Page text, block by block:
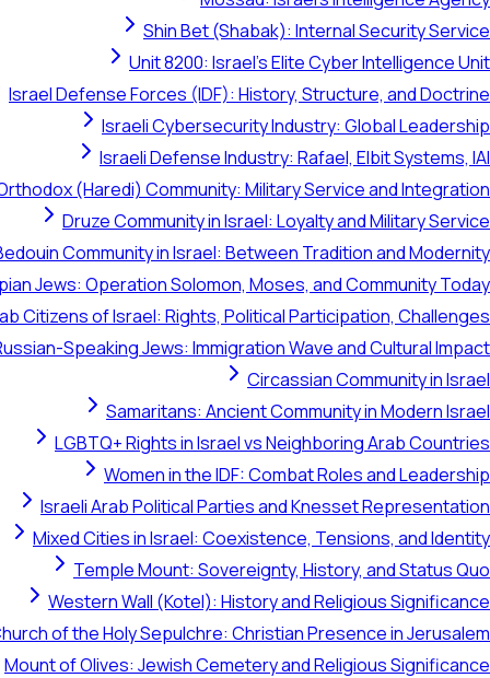
Shin Bet (Shabak): Internal Security Service
Unit 8200: Israel's Elite Cyber Intelligence Unit
Israel Defense Forces (IDF): History, Structure, and Doctrine
Israeli Cybersecurity Industry: Global Leadership
Israeli Defense Industry: Rafael, Elbit Systems, IAI
(Haredi) Community: Military Service and Integration
Druze Community in Israel: Loyalty and Military Service
Community in Israel: Between Tradition and Modernity
Jews: Operation Solomon, Moses, and Community Today
Citizens of Israel: Rights, Political Participation, Challenges
Speaking Jews: Immigration Wave and Cultural Impact
Circassian Community in Israel
Samaritans: Ancient Community in Modern Israel
LGBTQ+ Rights in Israel vs Neighboring Arab Countries
Women in the IDF: Combat Roles and Leadership
Israeli Arab Political Parties and Knesset Representation
Mixed Cities in Israel: Coexistence, Tensions, and Identity
Temple Mount: Sovereignty, History, and Status Quo
Western Wall (Kotel): History and Religious Significance
of the Holy Sepulchre: Christian Presence in Jerusalem
Mount of Olives: Jewish Cemetery and Religious Significance